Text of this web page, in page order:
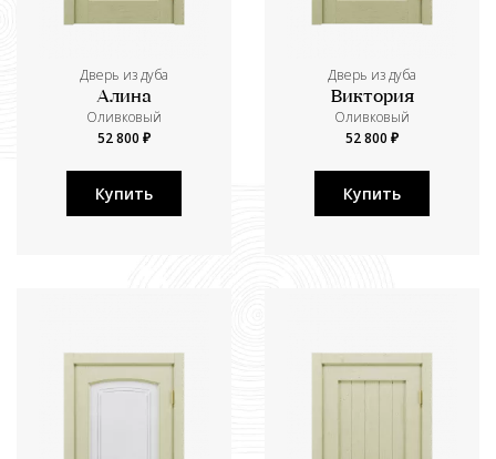
Дверь из дуба
Алина
Оливковый
52 800 ₽
Купить
Дверь из дуба
Виктория
Оливковый
52 800 ₽
Купить